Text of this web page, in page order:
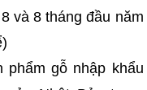
và 8 tháng đầu năm
phẩm gỗ nhập khẩu